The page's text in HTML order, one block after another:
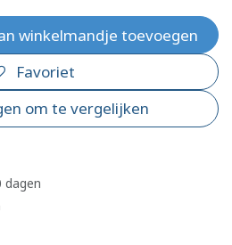
winkelmandje toevoegen
om te vergelijken
Favoriet
dagen